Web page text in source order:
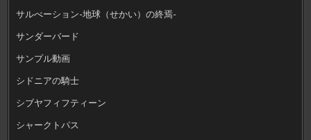
サルべーション-地球（せかい）の終焉-
サンダーバード
サンプル動画
シドニアの騎士
シブヤフィフティーン
シャークトパス